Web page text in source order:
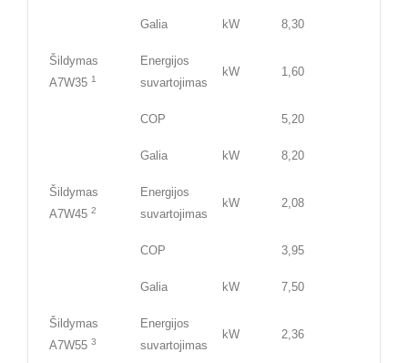
Šildymas
A7W35 1
Galia kW 8,30
Energijos
suvartojimas
kW 1,60
COP 5,20
Šildymas
A7W45 2
Galia kW 8,20
Energijos
suvartojimas
kW 2,08
COP 3,95
Šildymas
A7W55 3
Galia kW 7,50
Energijos
suvartojimas
kW 2,36